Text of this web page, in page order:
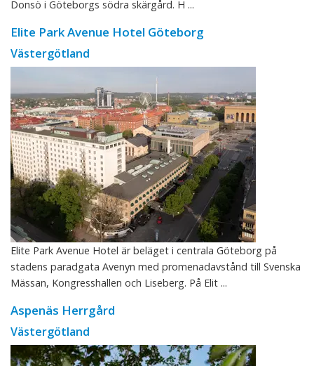
Donsö i Göteborgs södra skärgård. H ...
Elite Park Avenue Hotel Göteborg
Västergötland
Elite Park Avenue Hotel är beläget i centrala Göteborg på
stadens paradgata Avenyn med promenadavstånd till Svenska
Mässan, Kongresshallen och Liseberg. På Elit ...
Aspenäs Herrgård
Västergötland